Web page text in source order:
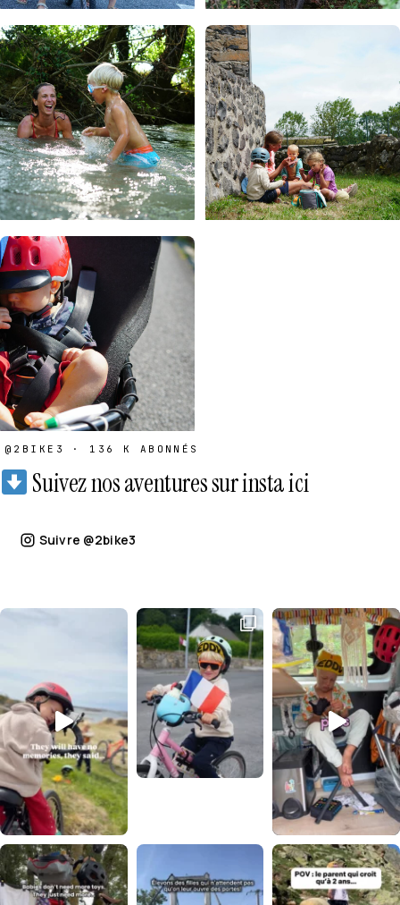
@2BIKE3 · 136 K ABONNÉS
Suivez nos aventures sur insta ici
Suivre @2bike3